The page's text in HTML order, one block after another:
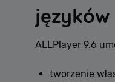
języków
ALLPlayer 9.6
tworzenie